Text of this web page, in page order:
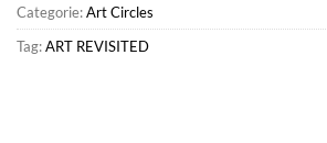
Categorie:Art Circles
Tag:ART REVISITED